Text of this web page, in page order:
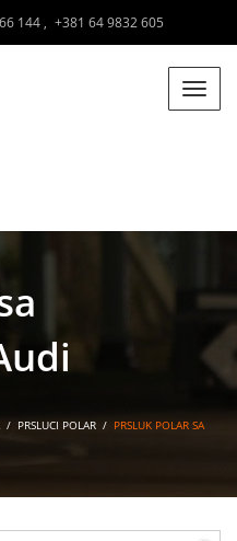
144 , +381 64 9832 605
Toggle
/ PRSLUCI POLAR / PRSLUK POLAR SA